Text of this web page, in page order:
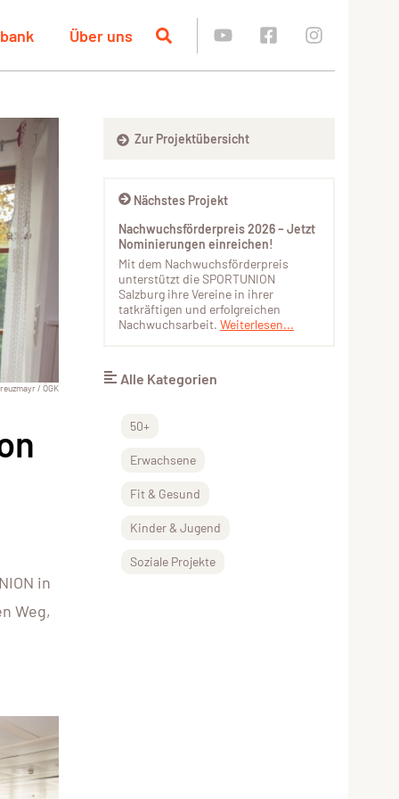
Über uns
/ ÖGK
in
Weg,
Zur Projektübersicht
Nächstes Projekt
Nachwuchsförderpreis 2026 – Jetzt
Nominierungen einreichen!
Mit dem Nachwuchsförderpreis
unterstützt die SPORTUNION
Salzburg ihre Vereine in ihrer
tatkräftigen und erfolgreichen
Nachwuchsarbeit. Weiterlesen...
Alle Kategorien
50+
Erwachsene
Fit & Gesund
Kinder & Jugend
Soziale Projekte